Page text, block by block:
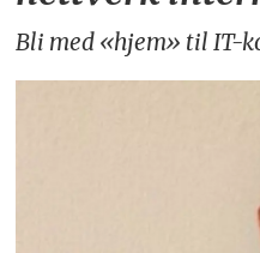
Bli med «hjem» til IT-